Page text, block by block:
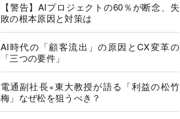
【警告】AIプロジェクトの60％が断念、失
敗の根本原因と対策は
AI時代の「顧客流出」の原因とCX変革の
「三つの要件」
電通副社長×東大教授が語る「利益の松竹
梅」なぜ松を狙うべき？